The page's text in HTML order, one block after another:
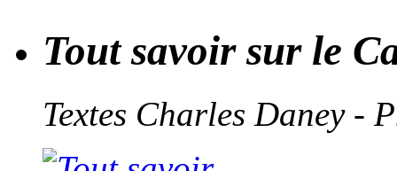
Tout savoir sur le
Textes Charles Daney -